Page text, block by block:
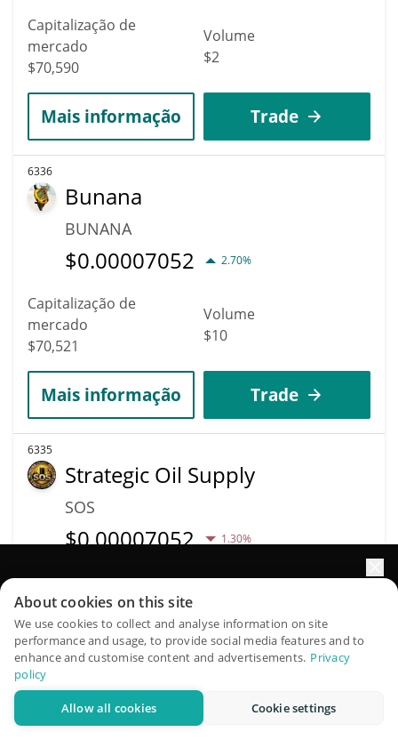
Capitalização de
mercado
$70,590
Volume
$2
Mais informação Trade
6336
Bunana
BUNANA
$0.00007052 2.70%
Capitalização de
mercado
$70,521
Volume
$10
Mais informação Trade
6335
Strategic Oil Supply
SOS
$0.00007052 1.30%
Capitalização de
mercado
$70,516
Mais informação
6337
QuantPilot é uma plataforma completa de estratégias onde
agentes autônomos criam, fazem backtest e otimizam suas
estratégias e conduzem pesquisas de mercado
Experimente grátis
About cookies on this site
We use cookies to collect and analyse information on site
performance and usage, to provide social media features and to
enhance and customise content and advertisements. Privacy
policy
Allow all cookies Cookie settings